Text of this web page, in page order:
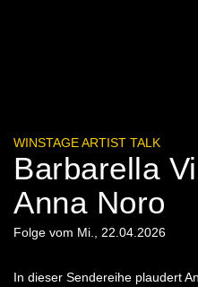
WINSTAGE ARTIST TALK
Barbarella
Anna Noro
Folge vom Mi., 22.04.2026
In dieser Sendereihe plaudert